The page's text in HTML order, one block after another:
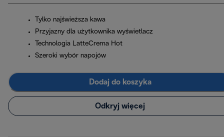
Tylko najświeższa kawa
Przyjazny dla użytkownika wyświetlacz
Technologia LatteCrema Hot
Szeroki wybór napojów
Dodaj do koszyka
Odkryj więcej